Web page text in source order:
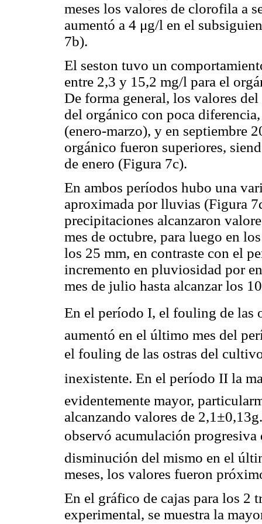
meses los valores de clorofila a
aumentó a 4 μg/l en el
7b).
El seston tuvo un
entre 2,3 y 15,2 mg/l para el
De forma general, los valores
del orgánico con poca
(enero-marzo), y en septiembre
orgánico fueron superiores,
de enero (Figura 7c).
En ambos períodos hubo una
aproximada por lluvias (Figura
precipitaciones alcanzaron
mes de octubre, para luego en
los 25 mm, en contraste con el
incremento en pluviosidad por
mes de julio hasta alcanzar los
En el período I, el fouling de
aumentó en el último mes del
el fouling de las ostras del
inexistente. En el período II la
evidentemente mayor,
alcanzando valores de
observó acumulación progresiva
disminución del mismo en el
meses, los valores fueron
En el gráfico de cajas para los 2
experimental, se muestra la